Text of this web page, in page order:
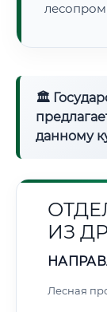
🏛
данному
ИЗ
Лесная